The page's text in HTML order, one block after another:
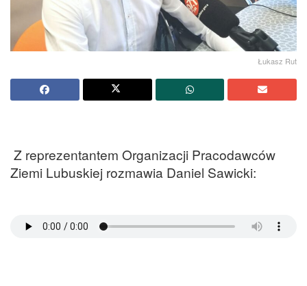
Łukasz Rut
Z reprezentantem Organizacji Pracodawców
Ziemi Lubuskiej rozmawia Daniel Sawicki: